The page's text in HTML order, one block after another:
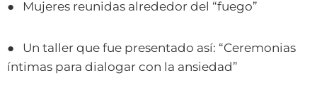
● Mujeres reunidas alrededor del “fuego”
● Un taller que fue presentado así: “Ceremonias
íntimas para dialogar con la ansiedad”